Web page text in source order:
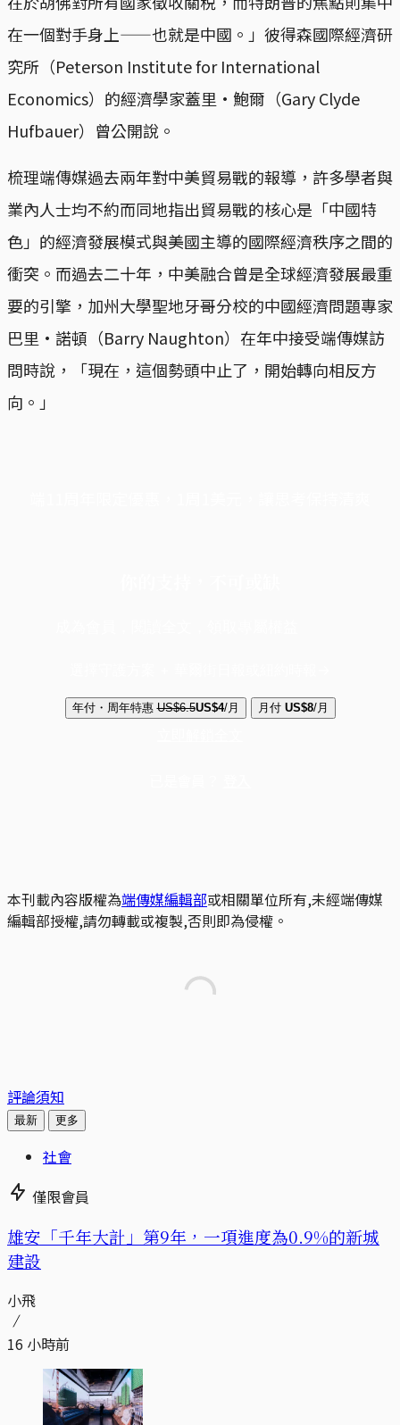
在一個對手身上——也就是中國。」彼得森國際經濟研
究所（Peterson Institute for International
Economics）的經濟學家蓋里·鮑爾（Gary Clyde
Hufbauer）曾公開說。
梳理端傳媒過去兩年對中美貿易戰的報導，許多學者與
業內人士均不約而同地指出貿易戰的核心是「中國特
色」的經濟發展模式與美國主導的國際經濟秩序之間的
衝突。而過去二十年，中美融合曾是全球經濟發展最重
要的引擎，加州大學聖地牙哥分校的中國經濟問題專家
巴里·諾頓（Barry Naughton）在年中接受端傳媒訪
問時說，「現在，這個勢頭中止了，開始轉向相反方
向。」
年付・周年特惠 US$6.5US$4/月 月付 US$8/月
本刊載內容版權為端傳媒編輯部或相關單位所有,未經端傳媒
編輯部授權,請勿轉載或複製,否則即為侵權。
評論須知
最新 更多
社會
僅限會員
​​雄安「千年大計」第9年，一項進度為0.9%的新城
建設
小飛
16 小時前